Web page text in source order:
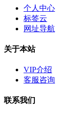
个人中心
标签云
网址导航
关于本站
VIP介绍
客服咨询
联系我们